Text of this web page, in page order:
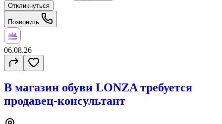
Откликнуться
Позвонить
06.08.26
В магазин обуви LONZA требуется
продавец-консультант